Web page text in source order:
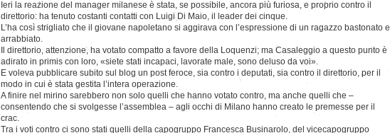
Ieri la reazione del manager milanese è stata, se possibile, ancora più furiosa, e proprio contro il
direttorio: ha tenuto costanti contatti con Luigi Di Maio, il leader dei cinque.
L’ha così strigliato che il giovane napoletano si aggirava con l’espressione di un ragazzo bastonato e
arrabbiato.
Il direttorio, attenzione, ha votato compatto a favore della Loquenzi; ma Casaleggio a questo punto è
adirato in primis con loro, «siete stati incapaci, lavorate male, sono deluso da voi».
E voleva pubblicare subito sul blog un post feroce, sia contro i deputati, sia contro il direttorio, per il
modo in cui è stata gestita l’intera operazione.
A finire nel mirino sarebbero non solo quelli che hanno votato contro, ma anche quelli che –
consentendo che si svolgesse l’assemblea – agli occhi di Milano hanno creato le premesse per il
crac.
Tra i voti contro ci sono stati quelli della capogruppo Francesca Businarolo, del vicecapogruppo